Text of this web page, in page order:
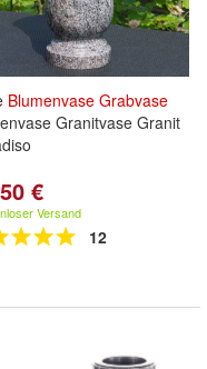
Blumenvase Grabvase
Granitvase Granit
€
Versand
12